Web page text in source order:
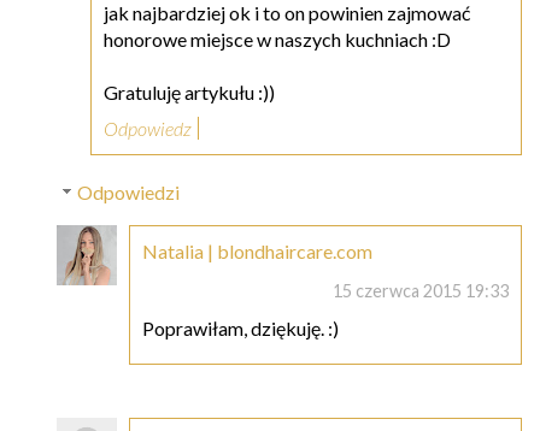
jak najbardziej ok i to on powinien zajmować
honorowe miejsce w naszych kuchniach :D
Gratuluję artykułu :))
Odpowiedz
Odpowiedzi
Natalia | blondhaircare.com
15 czerwca 2015 19:33
Poprawiłam, dziękuję. :)